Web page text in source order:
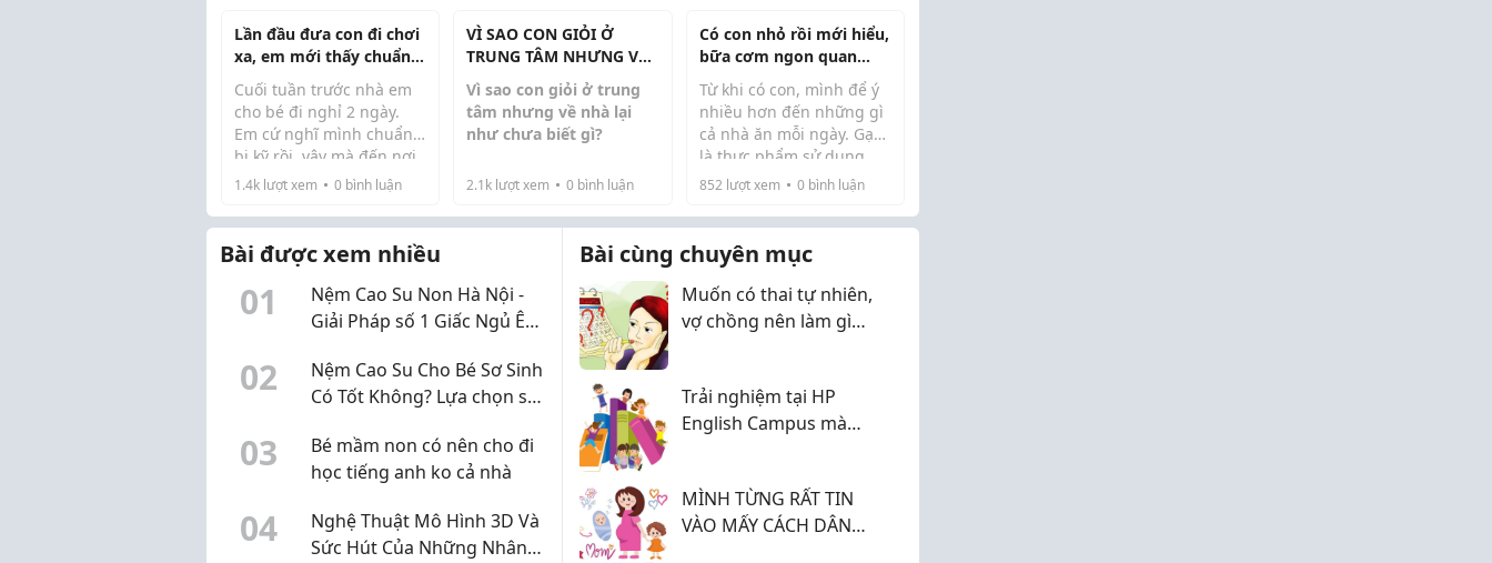
thoại, xem video hàng
giờ liền ...
thoại, xem video hàng
giờ liền ...
Lần đầu đưa con đi chơi
xa, em mới thấy chuẩn
bị đồ cho bé quan trọng
thế nào
Cuối tuần trước nhà em
cho bé đi nghỉ 2 ngày.
Em cứ nghĩ mình chuẩn
bị kỹ rồi, vậy mà đến nơi
mới phát hiện quên bình
và mang thiếu quần áo vì
con thay nhiều hơn dự
tính.
1.4k lượt xem 0 bình luận
VÌ SAO CON GIỎI Ở
TRUNG TÂM NHƯNG VỀ
NHÀ LẠI NHƯ CHƯA
BIẾT GÌ?
Vì sao con giỏi ở trung
tâm nhưng về nhà lại
như chưa biết gì?
phổ biến của nhiều phụ
huynh có con tự kỷ.
Tại trung tâm, trẻ có thể
thực hiện khá tốt các bài
tập nhận thức như n...
2.1k lượt xem 0 bình luận
Có con nhỏ rồi mới hiểu,
bữa cơm ngon quan
trọng thế nào
Từ khi có con, mình để ý
nhiều hơn đến những gì
cả nhà ăn mỗi ngày. Gạo
là thực phẩm sử dụng
thường xuyên nên mình
Một nồi cơm thơm, mềm
giúp cả nhà ăn ngon
miệng hơn. Mình thư...
852 lượt xem 0bình luận
Bài được xem nhiều
01
Nệm Cao Su Non Hà Nội -
Giải Pháp số 1 Giấc Ngủ Êm
02
Nệm Cao Su Cho Bé Sơ Sinh
Có Tốt Không? Lựa chọn số
03
Bé mầm non có nên cho đi
học tiếng anh ko cả nhà
04
Nghệ Thuật Mô Hình 3D Và
Sức Hút Của Những Nhân
Bài cùng chuyên mục
Muốn có thai tự nhiên,
vợ chồng nên làm gì
Trải nghiệm tại HP
English Campus mà
MÌNH TỪNG RẤT TIN
VÀO MẤY CÁCH DÂN